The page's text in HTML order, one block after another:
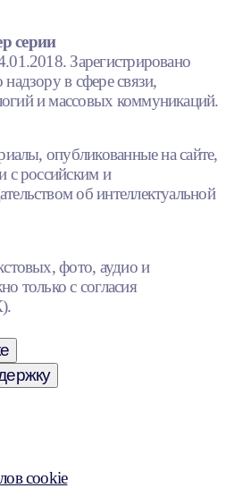
серии
Зарегистрировано
в сфере связи,
и массовых коммуникаций.
опубликованные на сайте,
с российским и
об интеллектуальной
фото, аудио и
только с согласия
cookie